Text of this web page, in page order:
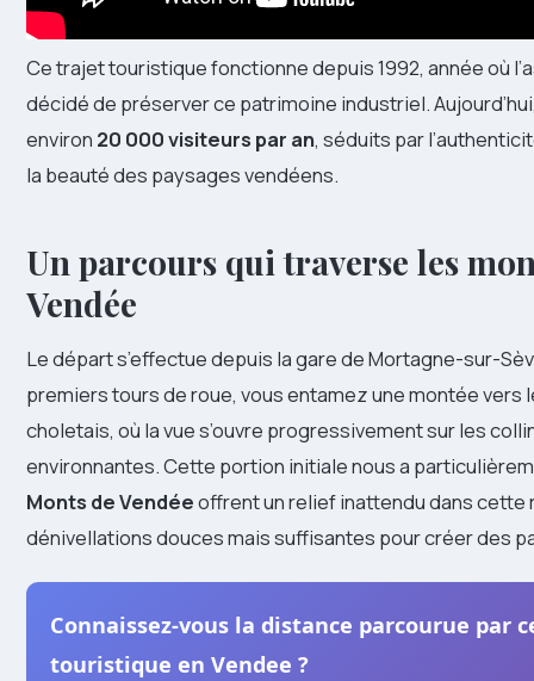
Ce trajet touristique fonctionne depuis 1992, année où
décidé de préserver ce patrimoine industriel.
environ 20 000 visiteurs par an, séduits par
la beauté des paysages vendéens.
Un parcours qui traverse les
Vendée
Le départ s’effectue depuis la gare de Mortagne-sur-
premiers tours de roue, vous entamez une montée vers
choletais, où la vue s’ouvre progressivement sur les
environnantes. Cette portion initiale nous a
Monts de Vendéeoffrent un relief inattendu dans cette
dénivellations douces mais suffisantes pour créer des
Connaissez-vous la distance parcourue par
touristique en Vendee ?